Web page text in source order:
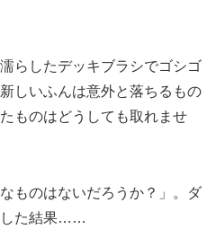
らしたデッキブラシでゴシゴ
しいふんは意外と落ちるもの
ものはどうしても取れませ
ものはないだろうか？」。ダ
した結果……